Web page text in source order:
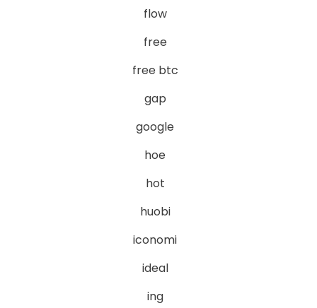
flow
free
free btc
gap
google
hoe
hot
huobi
iconomi
ideal
ing